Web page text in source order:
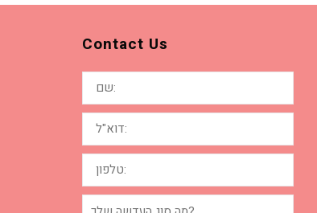
Contact Us
שם:
דוא"ל:
טלפון:
מה